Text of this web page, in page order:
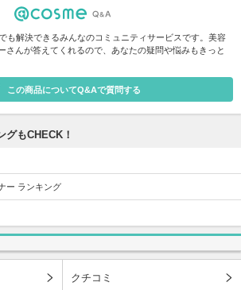
も解決できるみんなのコミュニティサービスです。美容
さんが答えてくれるので、あなたの疑問や悩みもきっと
この商品についてQ&Aで質問する
グもCHECK！
ー ランキング
クチコミ